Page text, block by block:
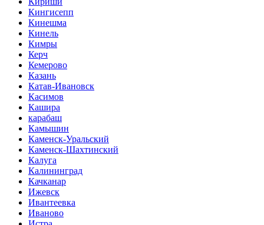
Кингисепп
Кинешма
Кинель
Кимры
Керч
Кемерово
Казань
Катав-Ивановск
Касимов
Кашира
карабаш
Камышин
Каменск-Уральский
Каменск-Шахтинский
Калуга
Калининград
Качканар
Ижевск
Ивантеевка
Иваново